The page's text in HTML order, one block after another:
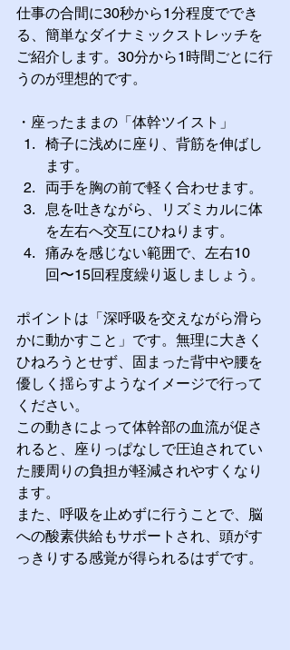
仕事の合間に30秒から1分程度ででき
る、簡単なダイナミックストレッチを
ご紹介します。30分から1時間ごとに行
うのが理想的です。
・座ったままの「体幹ツイスト」
椅子に浅めに座り、背筋を伸ばし
ます。
両手を胸の前で軽く合わせます。
息を吐きながら、リズミカルに体
を左右へ交互にひねります。
痛みを感じない範囲で、左右10
回〜15回程度繰り返しましょう。
ポイントは「深呼吸を交えながら滑ら
かに動かすこと」です。無理に大きく
ひねろうとせず、固まった背中や腰を
優しく揺らすようなイメージで行って
ください。
この動きによって体幹部の血流が促さ
れると、座りっぱなしで圧迫されてい
た腰周りの負担が軽減されやすくなり
ます。
また、呼吸を止めずに行うことで、脳
への酸素供給もサポートされ、頭がす
っきりする感覚が得られるはずです。